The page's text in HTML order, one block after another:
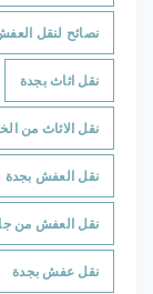
نصائح لنقل
نقل اثاث بجدة
نقل الاثاث من
نقل العفش بجدة
نقل العفش من
نقل عفش بجدة